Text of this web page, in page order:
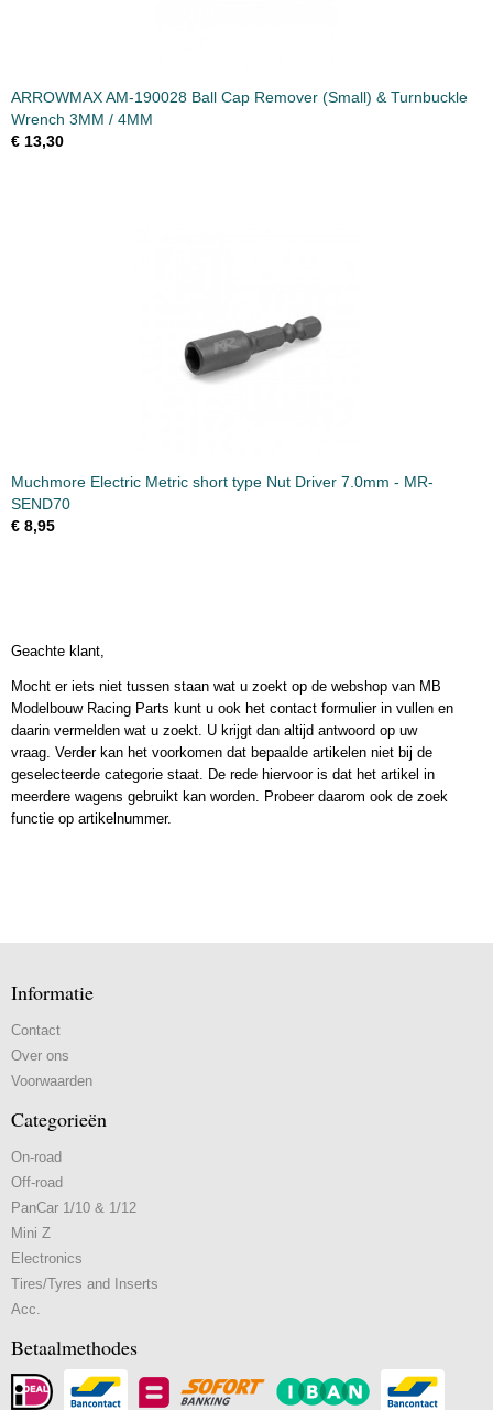
ARROWMAX AM-190028 Ball Cap Remover (Small) & Turnbuckle
Wrench 3MM / 4MM
€ 13,30
Muchmore Electric Metric short type Nut Driver 7.0mm - MR-
SEND70
€ 8,95
Geachte klant,
Mocht er iets niet tussen staan wat u zoekt op de webshop van MB
Modelbouw Racing Parts kunt u ook het contact formulier in vullen en
daarin vermelden wat u zoekt. U krijgt dan altijd antwoord op uw
vraag. Verder kan het voorkomen dat bepaalde artikelen niet bij de
geselecteerde categorie staat. De rede hiervoor is dat het artikel in
meerdere wagens gebruikt kan worden. Probeer daarom ook de zoek
functie op artikelnummer.
Informatie
Contact
Over ons
Voorwaarden
Categorieën
On-road
Off-road
PanCar 1/10 & 1/12
Mini Z
Electronics
Tires/Tyres and Inserts
Acc.
Betaalmethodes